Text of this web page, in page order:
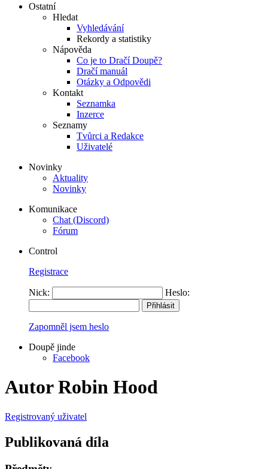
Ostatní
Hledat
Vyhledávání
Rekordy a statistiky
Nápověda
Co je to Dračí Doupě?
Dračí manuál
Otázky a Odpovědi
Kontakt
Seznamka
Inzerce
Seznamy
Tvůrci a Redakce
Uživatelé
Novinky
Aktuality
Novinky
Komunikace
Chat (Discord)
Fórum
Control
Registrace
Nick: Heslo:
Zapomněl jsem heslo
Doupě jinde
Facebook
Autor Robin Hood
Registrovaný uživatel
Publikovaná díla